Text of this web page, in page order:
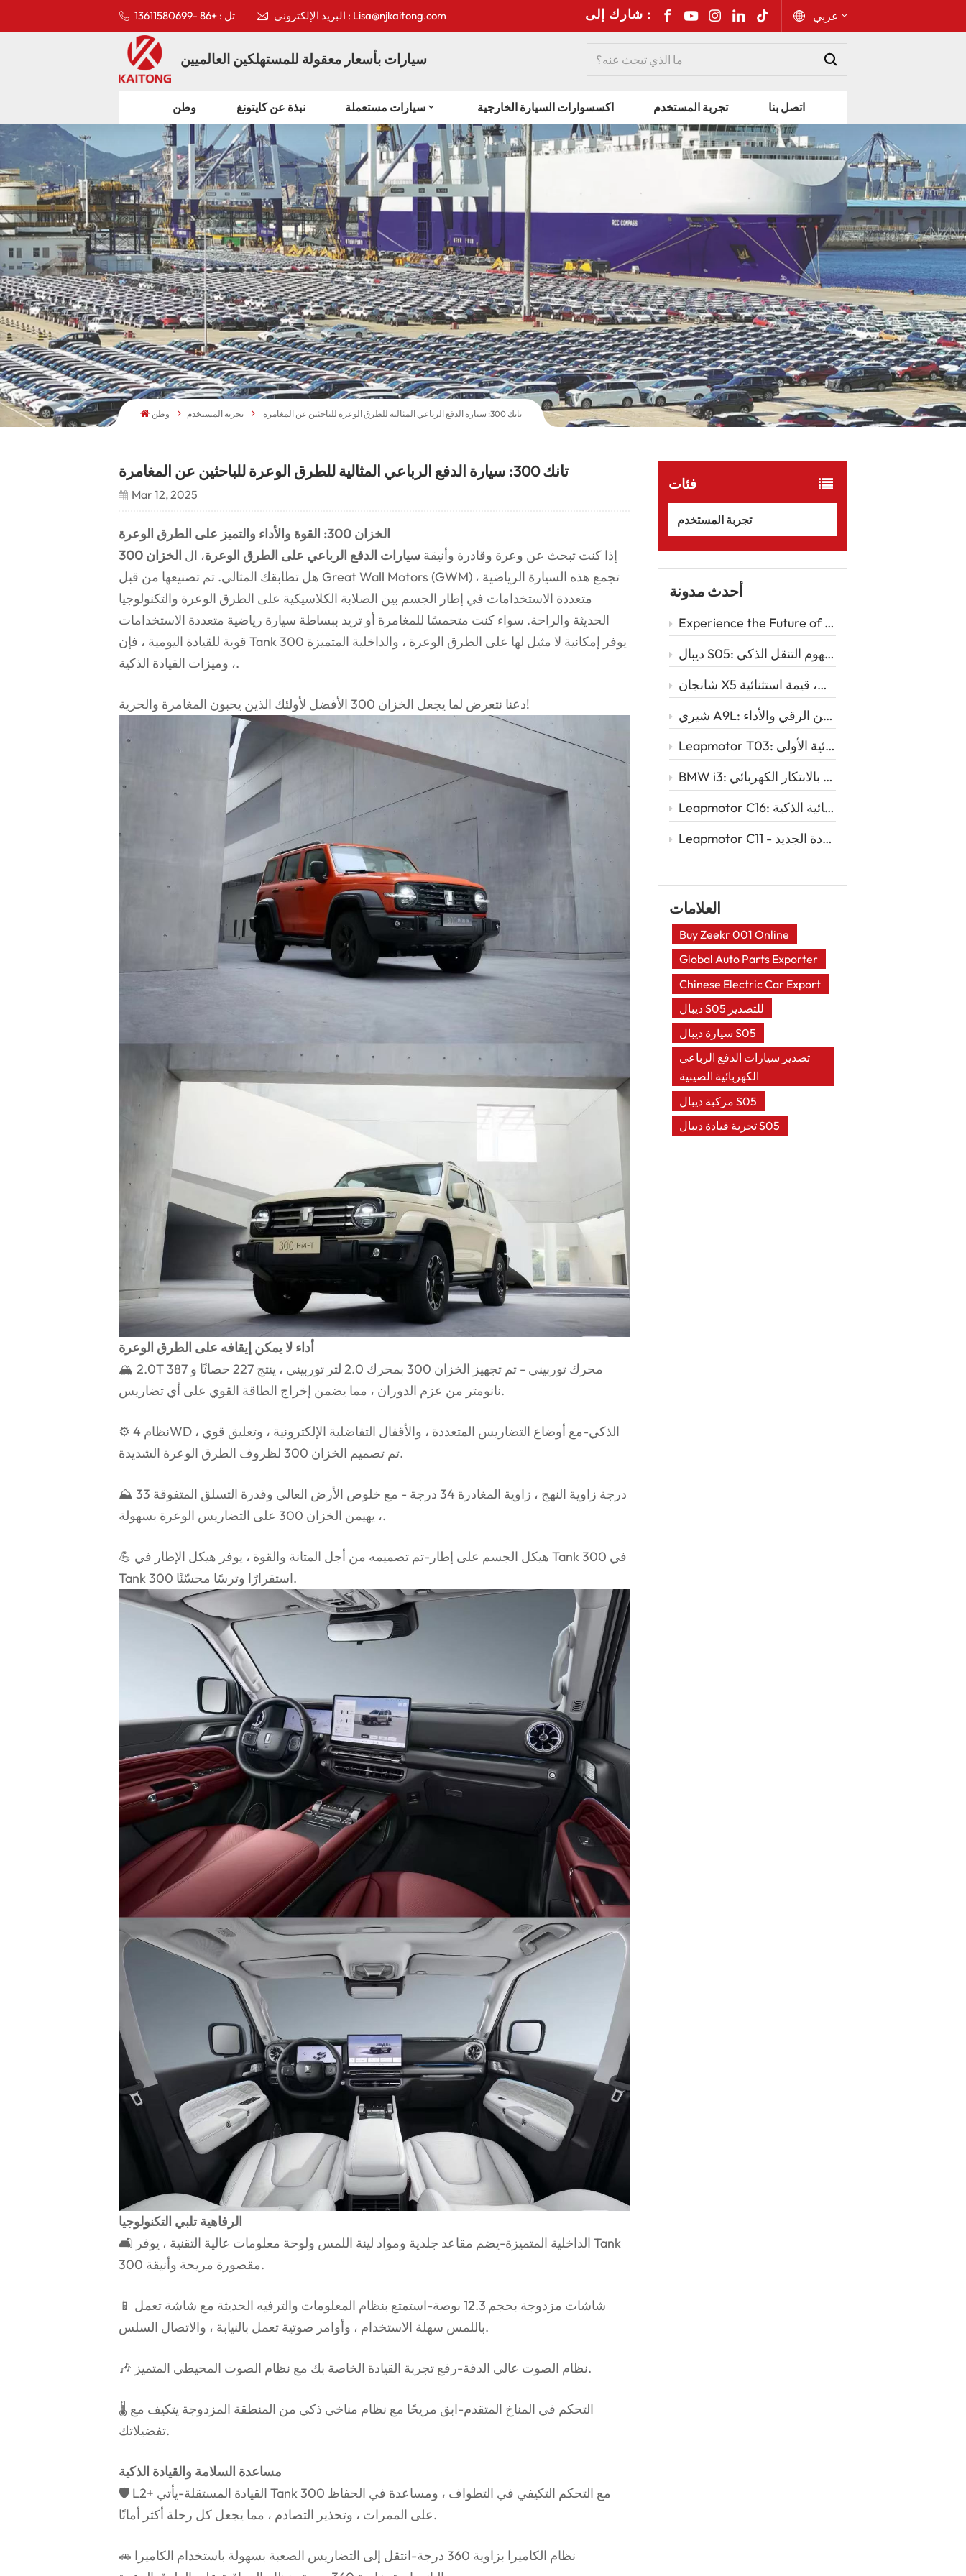
تل : +86 -13611580699 البريد الإلكتروني : Lisa@njkaitong.com شارك إلى : عربي
Русский
Español
Português
عربي
kiswahili
سيارات بأسعار معقولة للمستهلكين العالميين
وطن نبذة عن كايتونغ سيارات مستعملة اكسسوارات السيارة الخارجية تجربة المستخدم اتصل بنا
وطن تجربة المستخدم تانك 300: سيارة الدفع الرباعي المثالية للطرق الوعرة للباحثين عن المغامرة
فئات
تجربة المستخدم
أحدث مدونة
Experience the Future of Driving with the Zeekr 001 – A Luxury EV Redefining Performance and Comfort Car
ديبال S05: سيارة الدفع الرباعي الكهربائية الأنيقة التي تُعيد تعريف مفهوم التنقل الذكي
شانجان X5 بلس: تصميم رياضي، أداء قوي، قيمة استثنائية
شيري A9L: المزيج المثالي بين الرقي والأداء
Leapmotor T03: السيارة الكهربائية الذكية للقيادة الكهربائية الأولى
BMW i3: الأناقة الحضرية تلتقي بالابتكار الكهربائي
Leapmotor C16: إعادة تعريف السفر العائلي مع قوة السيارات الكهربائية الذكية
Leapmotor C11 - سيارة رياضية متعددة الاستخدامات كهربائية ذكية لعصر القيادة الجديد
العلامات
Buy Zeekr 001 Online
Global Auto Parts Exporter
Chinese Electric Car Export
ديبال S05 للتصدير
سيارة ديبال S05
تصدير سيارات الدفع الرباعي
الكهربائية الصينية
مركبة ديبال S05
تجربة قيادة ديبال S05
تانك 300: سيارة الدفع الرباعي المثالية للطرق الوعرة للباحثين عن المغامرة
Mar 12, 2025
الخزان 300: القوة والأداء والتميز على الطرق الوعرة
إذا كنت تبحث عن وعرة وقادرة وأنيقةسيارات الدفع الرباعي على الطرق الوعرة، ال الخزان 300
هل تطابقك المثالي. تم تصنيعها من قبل Great Wall Motors (GWM) ، تجمع هذه السيارة الرياضية
متعددة الاستخدامات في إطار الجسم بين الصلابة الكلاسيكية على الطرق الوعرة والتكنولوجيا
الحديثة والراحة. سواء كنت متحمسًا للمغامرة أو تريد ببساطة سيارة رياضية متعددة الاستخدامات
قوية للقيادة اليومية ، فإن Tank 300 يوفر إمكانية لا مثيل لها على الطرق الوعرة ، والداخلية المتميزة
، وميزات القيادة الذكية.
دعنا نتعرض لما يجعل الخزان 300 الأفضل لأولئك الذين يحبون المغامرة والحرية!
أداء لا يمكن إيقافه على الطرق الوعرة
🏔 2.0T محرك توربيني - تم تجهيز الخزان 300 بمحرك 2.0 لتر توربيني ، ينتج 227 حصانًا و 387
نانومتر من عزم الدوران ، مما يضمن إخراج الطاقة القوي على أي تضاريس.
⚙ نظام 4WD الذكي-مع أوضاع التضاريس المتعددة ، والأقفال التفاضلية الإلكترونية ، وتعليق قوي ،
تم تصميم الخزان 300 لظروف الطرق الوعرة الشديدة.
⛰ 33 درجة زاوية النهج ، زاوية المغادرة 34 درجة - مع خلوص الأرض العالي وقدرة التسلق المتفوقة
، يهيمن الخزان 300 على التضاريس الوعرة بسهولة.
💪 هيكل الجسم على إطار-تم تصميمه من أجل المتانة والقوة ، يوفر هيكل الإطار في Tank 300 في
Tank 300 استقرارًا وترسًا محسّنًا.
الرفاهية تلبي التكنولوجيا
🛋 الداخلية المتميزة-يضم مقاعد جلدية ومواد لينة اللمس ولوحة معلومات عالية التقنية ، يوفر Tank
300 مقصورة مريحة وأنيقة.
📱 شاشات مزدوجة بحجم 12.3 بوصة-استمتع بنظام المعلومات والترفيه الحديثة مع شاشة تعمل
باللمس سهلة الاستخدام ، وأوامر صوتية تعمل بالنيابة ، والاتصال السلس.
🎶 نظام الصوت عالي الدقة-رفع تجربة القيادة الخاصة بك مع نظام الصوت المحيطي المتميز.
🌡 التحكم في المناخ المتقدم-ابق مريحًا مع نظام مناخي ذكي من المنطقة المزدوجة يتكيف مع
تفضيلاتك.
مساعدة السلامة والقيادة الذكية
🛡 L2+ القيادة المستقلة-يأتي Tank 300 مع التحكم التكيفي في التطواف ، ومساعدة في الحفاظ
على الممرات ، وتحذير التصادم ، مما يجعل كل رحلة أكثر أمانًا.
🚗 نظام الكاميرا بزاوية 360 درجة-انتقل إلى التضاريس الصعبة بسهولة باستخدام الكاميرا